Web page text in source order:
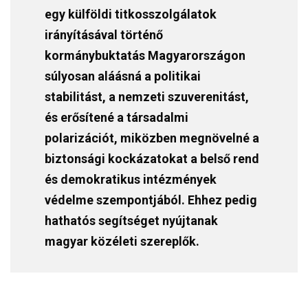
egy külföldi titkosszolgálatok
irányításával történő
kormánybuktatás Magyarországon
súlyosan aláásná a politikai
stabilitást, a nemzeti szuverenitást,
és erősítené a társadalmi
polarizációt, miközben megnövelné a
biztonsági kockázatokat a belső rend
és demokratikus intézmények
védelme szempontjából. Ehhez pedig
hathatós segítséget nyújtanak
magyar közéleti szereplők.